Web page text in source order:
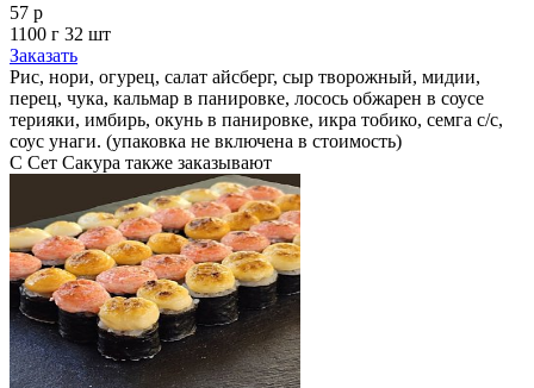
57 р
1100 г 32 шт
Заказать
Рис, нори, огурец, салат айсберг, сыр творожный, мидии,
перец, чука, кальмар в панировке, лосось обжарен в соусе
терияки, имбирь, окунь в панировке, икра тобико, семга с/с,
соус унаги. (упаковка не включена в стоимость)
С Сет Сакура также заказывают